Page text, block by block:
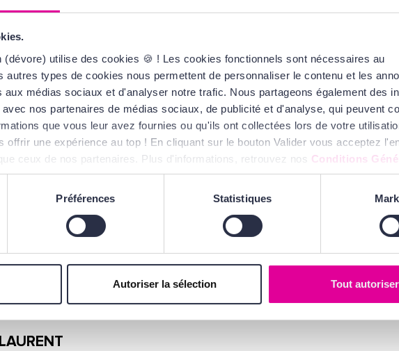
(dévore) utilise des cookies 🍪 ! Les cookies fonctionnels sont nécessaires au
types de cookies nous permettent de personnaliser le contenu et les
aux médias sociaux et d'analyser notre trafic. Nous partageons également des
nos partenaires de médias sociaux, de publicité et d'analyse, qui peuvent
que vous leur avez fournies ou qu'ils ont collectées lors de votre
offrir une expérience au top ! En cliquant sur le bouton Valider vous acceptez
ceux de nos partenaires. Plus d'informations, retrouvez nos Conditions
Préférences Statistiques
Autoriser la sélection Tout autoriser
Laurent lui-même et
Nous retrouvons
de l’Oud, essence
précieux est ici
de l'Asie, est reconnu
qu'une fois brûlé,
Utilisé avec une
Yves Saint Laurent a
magnifiant sans risquer
créer M7 sont donc
unique et mettre à
mandarine de Sicile et
digne de la haute
fraîcheur minérale
de cette création ultra